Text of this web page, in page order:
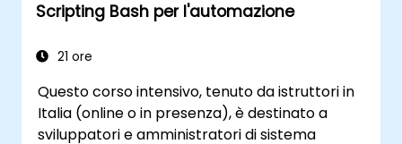
Scripting Bash per l'automazione
21 ore
Questo corso intensivo, tenuto da istruttori in
Italia (online o in presenza), è destinato a
sviluppatori e amministratori di sistema